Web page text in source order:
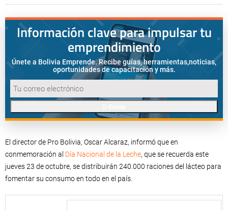
Información clave para impulsar tu
emprendimiento
Únete a Bolivia Emprende. Recibe guías, herramientas,noticias,
oportunidades de capacitación y más.
El director de Pro Bolivia, Oscar Alcaraz, informó que en
conmemoración al Día Nacional de la Leche, que se recuerda este
jueves 23 de octubre, se distribuirán 240.000 raciones del lácteo para
fomentar su consumo en todo en el país.